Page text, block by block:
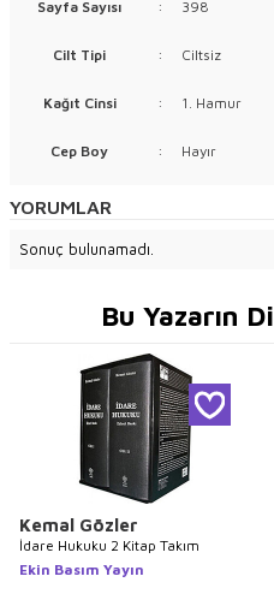
Sayfa Sayısı : 398
Cilt Tipi : Ciltsiz
Kağıt Cinsi : 1. Hamur
Cep Boy : Hayır
YORUMLAR
Sonuç bulunamadı.
Bu Yazarın
Kemal Gözler
İdare Hukuku 2 Kitap Takım
Ekin Basım Yayın